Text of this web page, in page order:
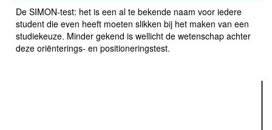
De SIMON-test: het is een al te bekende naam voor iedere
student die even heeft moeten slikken bij het maken van een
studiekeuze. Minder gekend is wellicht de wetenschap achter
deze oriënterings- en positioneringstest.